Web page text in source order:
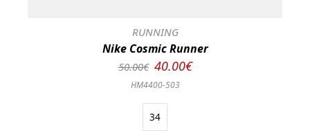
RUNNING
Nike Cosmic Runner
50.00€ 40.00€
HM4400-503
34